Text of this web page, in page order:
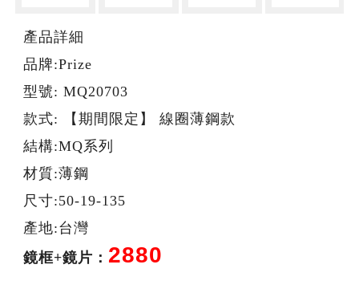
產品詳細
品牌:Prize
型號: MQ20703
款式: 【期間限定】 線圈薄鋼款
結構:MQ系列
材質:薄鋼
尺寸:50-19-135
產地:台灣
鏡框+鏡片： 2880